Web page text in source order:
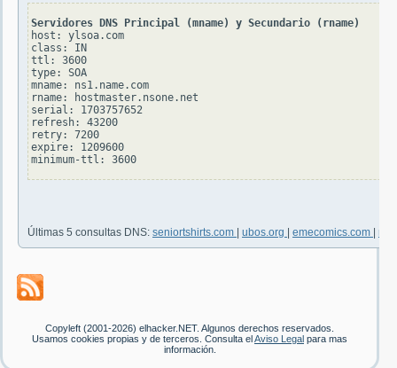
Servidores DNS Principal (mname) y Secundario (rname)
host: ylsoa.com
class: IN
ttl: 3600
type: SOA
mname: ns1.name.com
rname: hostmaster.nsone.net
serial: 1703757652
refresh: 43200
retry: 7200
expire: 1209600
Últimas 5 consultas DNS: seniortshirts.com ubos.org emecomics.com
Copyleft (2001-2026) elhacker.NET. Algunos derechos reservados.
Usamos cookies propias y de terceros. Consulta el Aviso Legal para mas
información.